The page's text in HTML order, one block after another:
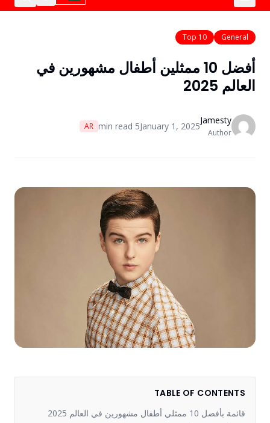
General
Top 10
أفضل 10 ممثلين أطفال مشهورين في
العالم 2025
Jamesty
Author
January 1, 2025
5
AR
TABLE OF CONTENTS
قائمة بأفضل 10 ممثلي أطفال مشهورين في العالم 2025